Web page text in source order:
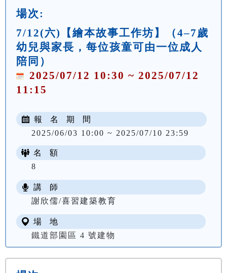
場次:
7/12(六)【繪本故事工作坊】（4–7歲
幼兒與家長，每位孩童可由一位成人
陪同）
2025/07/12 10:30 ~ 2025/07/12
11:15
報 名 期 間
2025/06/03 10:00 ~ 2025/07/10 23:59
名 額
8
講 師
謝欣儒/喜習建築教育
場 地
鐵道部園區 4 號建物